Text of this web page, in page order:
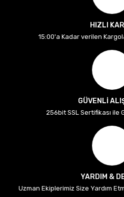
HIZLI
15:00'a Kadar verilen
GÜVENLİ
256bit SSL Sertifikası ile
YARDIM &
Uzman Ekiplerimiz Size Yardım